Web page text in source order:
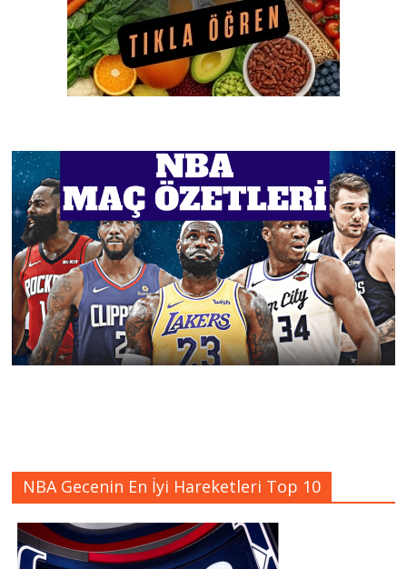
NBA Gecenin En İyi Hareketleri Top 10